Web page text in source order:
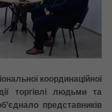
координаційної
торгівлі людьми та
представників